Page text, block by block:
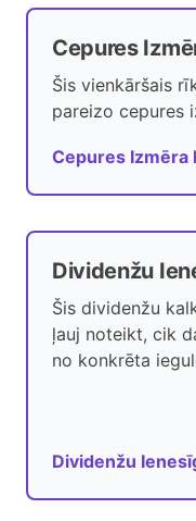
Cepures
Šis vienkāršais
pareizo cepures
Cepures Izmēra
Dividenžu
Šis dividenžu
ļauj noteikt, cik
no konkrēta
Dividenžu